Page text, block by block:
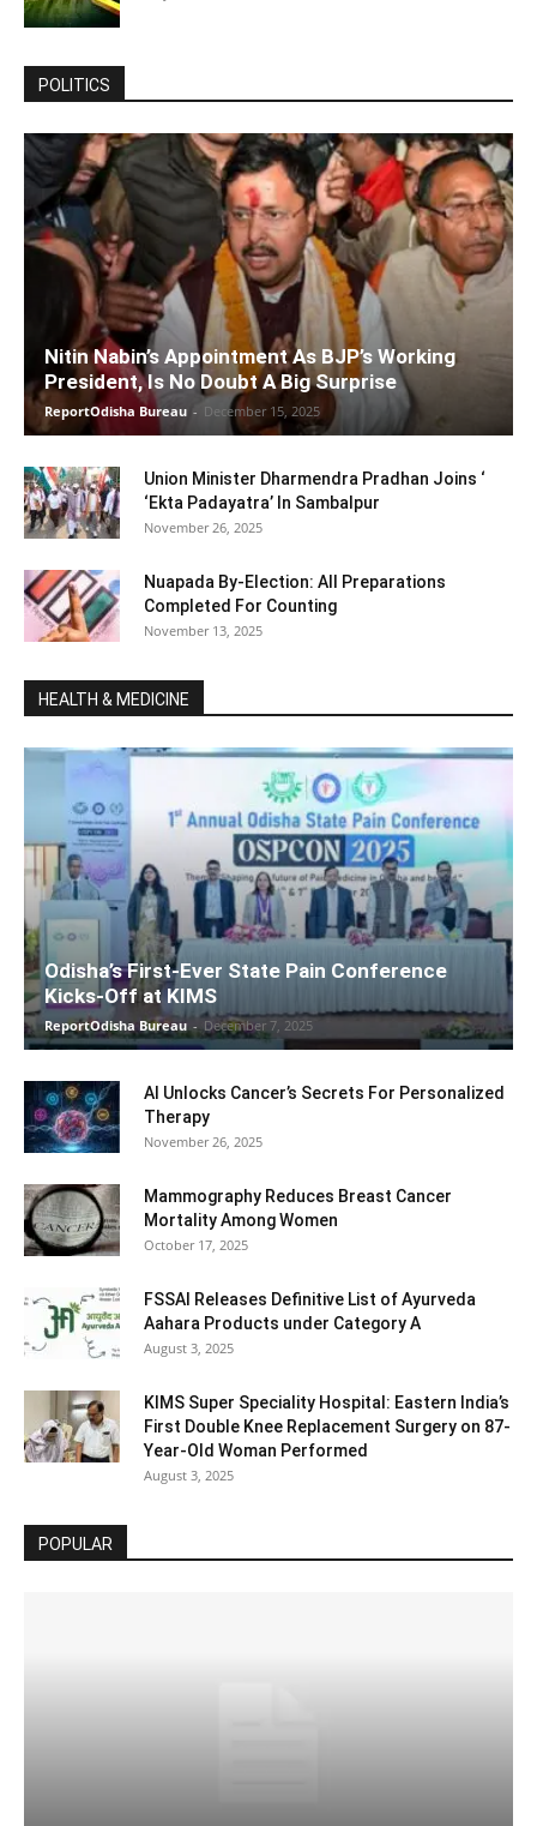
POLITICS
Nitin Nabin’s Appointment As BJP’s Working
President, Is No Doubt A Big Surprise
ReportOdisha Bureau - December 15, 2025
Union Minister Dharmendra Pradhan Joins ‘
‘Ekta Padayatra’ In Sambalpur
November 26, 2025
Nuapada By-Election: All Preparations
Completed For Counting
November 13, 2025
HEALTH & MEDICINE
Odisha’s First-Ever State Pain Conference
Kicks-Off at KIMS
ReportOdisha Bureau - December 7, 2025
AI Unlocks Cancer’s Secrets For Personalized
Therapy
November 26, 2025
Mammography Reduces Breast Cancer
Mortality Among Women
October 17, 2025
FSSAI Releases Definitive List of Ayurveda
Aahara Products under Category A
August 3, 2025
KIMS Super Speciality Hospital: Eastern India’s
First Double Knee Replacement Surgery on 87-
Year-Old Woman Performed
August 3, 2025
POPULAR